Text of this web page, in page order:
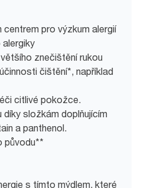
pro výzkum alergií
alergiky
znečištění rukou
čištění*, například
citlivé pokožce.
složkám doplňujícím
a panthenol.
původu**
s tímto mýdlem, které